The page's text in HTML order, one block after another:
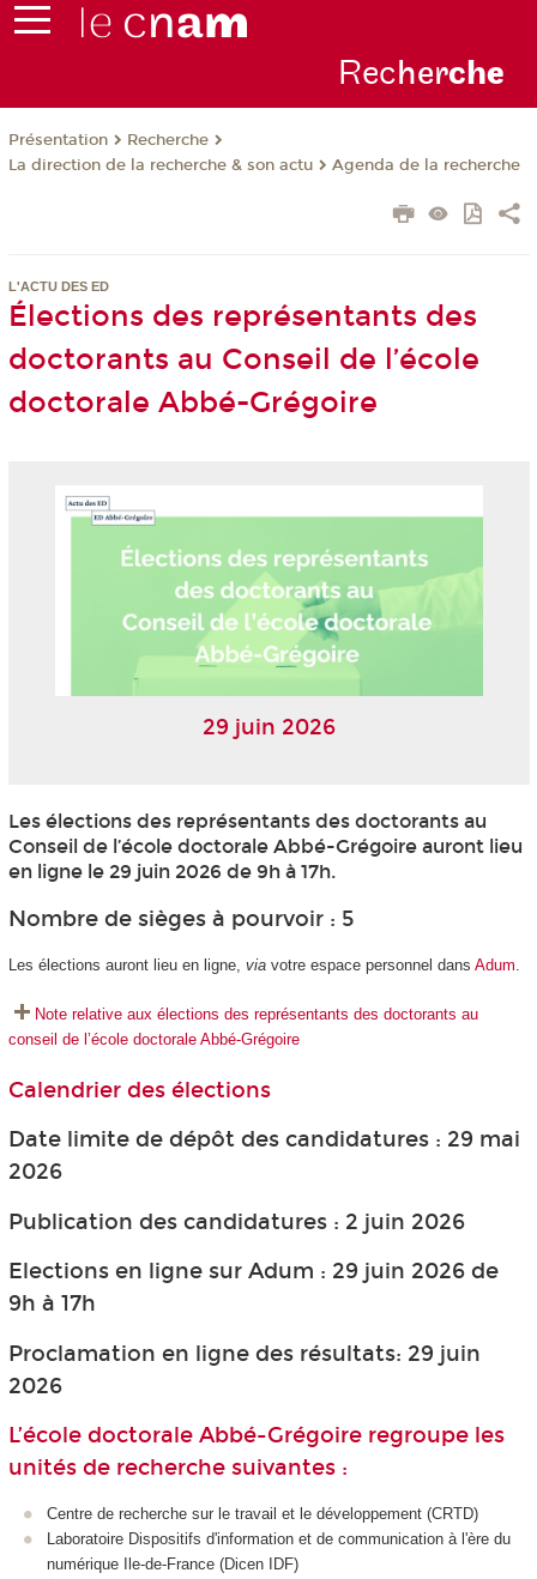
Recherche
Présentation
Recherche
La direction de la recherche & son actu
Agenda de la recherche
L'ACTU DES ED
Élections des représentants des
doctorants au Conseil de l’école
doctorale Abbé-Grégoire
29 juin 2026
Les élections des représentants des doctorants au
Conseil de l’école doctorale Abbé-Grégoire auront lieu
en ligne le 29 juin 2026 de 9h à 17h.
Nombre de sièges à pourvoir : 5
Les élections auront lieu en ligne, viavotre espace personnel dans Adum.
Note relative aux élections des représentants des doctorants au
conseil de l’école doctorale Abbé-Grégoire
Calendrier des élections
Date limite de dépôt des candidatures : 29 mai
2026
Publication des candidatures : 2 juin 2026
Elections en ligne sur Adum : 29 juin 2026 de
9h à 17h
Proclamation en ligne des résultats: 29 juin
2026
L’école doctorale Abbé-Grégoire regroupe les
unités de recherche suivantes :
Centre de recherche sur le travail et le développement (CRTD)
Laboratoire Dispositifs d'information et de communication à l'ère du
numérique Ile-de-France (Dicen IDF)